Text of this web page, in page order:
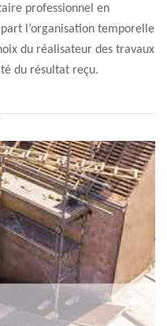
professionnel en
l’organisation temporelle
du réalisateur des travaux
du résultat reçu.